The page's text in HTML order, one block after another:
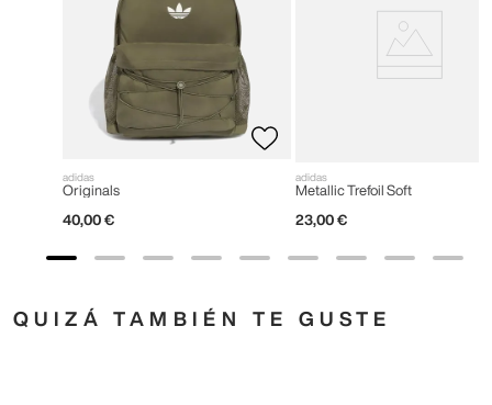
adidas
Originals
40,00 €
adidas
Metallic Trefoil Soft
23,00 €
QUIZÁ TAMBIÉN TE GUSTE